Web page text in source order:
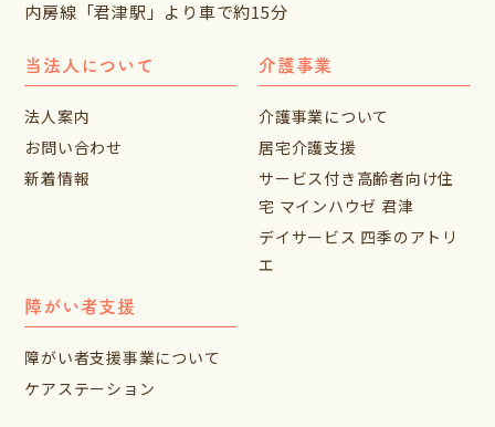
内房線「君津駅」より車で約15分
当法人について
法人案内
お問い合わせ
新着情報
介護事業
介護事業について
居宅介護支援
サービス付き高齢者向け住
宅 マインハウゼ 君津
デイサービス 四季のアトリ
エ
障がい者支援
障がい者支援事業について
ケアステーション